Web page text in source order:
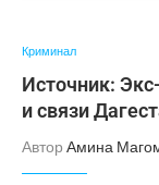
Криминал
Источник:
и связи
Автор Амина